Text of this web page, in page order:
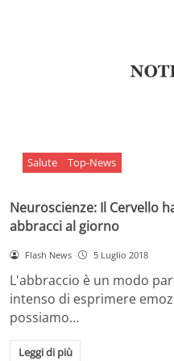
Salute Top-News
Neuroscienze: Il Cervello
abbracci al giorno
Flash News 5 Luglio 2018
L'abbraccio è un modo
intenso di esprimere
possiamo…
Leggi di più